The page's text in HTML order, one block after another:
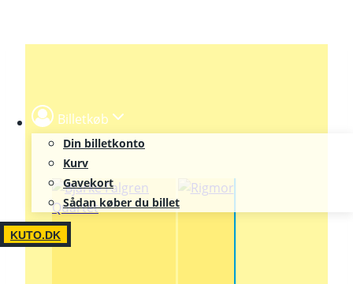
Billetkøb
Din billetkonto
Kurv
Gavekort
Sådan køber du billet
KUTO.DK